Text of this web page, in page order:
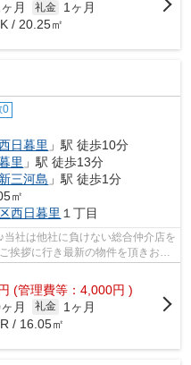
月 礼金
1ヶ月
/ 20.25㎡
0
日暮里 」駅 徒歩10分
里 」駅 徒歩13分
新三河島 」駅 徒歩1分
㎡
西日暮里 １丁目
社は他社に負けない総合仲介店を
挨拶に行き最新の物件を頂きお客
(管理費等：4,000円 )
月 礼金
1ヶ月
/ 16.05㎡